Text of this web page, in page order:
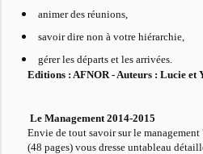
animer des réunions,
savoir dire non à votre hiérarchie,
gérer les départs et les arrivées.
Editions : AFNOR -Auteurs : Lucie et
Le Management 2014-2015
Envie de tout savoir sur le
(48 pages) vous dresse untableau